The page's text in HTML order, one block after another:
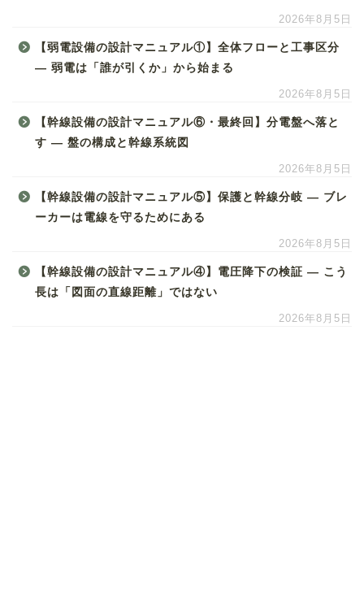
2026年8月5日
【弱電設備の設計マニュアル①】全体フローと工事区分
― 弱電は「誰が引くか」から始まる
2026年8月5日
【幹線設備の設計マニュアル⑥・最終回】分電盤へ落と
す ― 盤の構成と幹線系統図
2026年8月5日
【幹線設備の設計マニュアル⑤】保護と幹線分岐 ― ブレ
ーカーは電線を守るためにある
2026年8月5日
【幹線設備の設計マニュアル④】電圧降下の検証 ― こう
長は「図面の直線距離」ではない
2026年8月5日